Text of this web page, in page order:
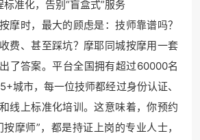
准化，告别“盲盒式”服务
摩时，最大的顾虑是：技师靠谱吗？
费、甚至踩坑？摩耶同城按摩用一套
了答案。平台全国拥有超过60000名
城市，每一位技师都经过身份认证、
线上标准化培训。这意味着，你预约
摩师”，都是持证上岗的专业人士，